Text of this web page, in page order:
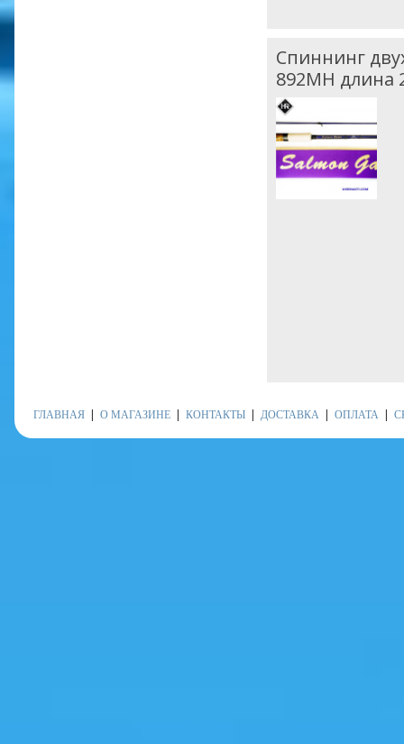
Спиннинг
892MH длина
ГЛАВНАЯ О МАГАЗИНЕ КОНТАКТЫ ДОСТАВКА ОПЛАТА